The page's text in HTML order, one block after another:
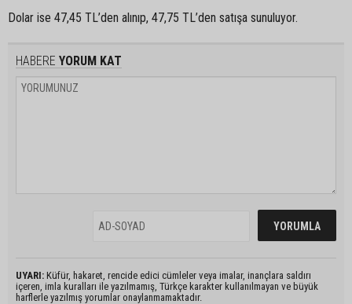
Dolar ise 47,45 TL’den alınıp, 47,75 TL’den satışa sunuluyor.
HABERE YORUM KAT
UYARI: Küfür, hakaret, rencide edici cümleler veya imalar, inançlara saldırı
içeren, imla kuralları ile yazılmamış, Türkçe karakter kullanılmayan ve büyük
harflerle yazılmış yorumlar onaylanmamaktadır.